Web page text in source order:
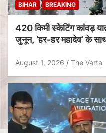
BIHAR BREAKING
420 किमी स्केटिंग कांवड़
जुनून, ‘हर-हर महादेव’ के
August 1, 2026 The Varta